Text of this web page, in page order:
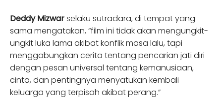
Deddy Mizwarselaku sutradara, di tempat yang
sama mengatakan, “film ini tidak akan mengungkit-
ungkit luka lama akibat konflik masa lalu, tapi
menggabungkan cerita tentang pencarian jati diri
dengan pesan universal tentang kemanusiaan,
cinta, dan pentingnya menyatukan kembali
keluarga yang terpisah akibat perang.”